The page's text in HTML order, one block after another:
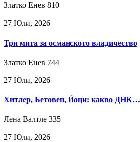
Златко Енев 810
27 Юли, 2026
Три мита за османското владичество
Златко Енев 744
27 Юли, 2026
Хитлер, Бетовен, Йоци: какво ДНК…
Лена Валтле 335
27 Юли, 2026